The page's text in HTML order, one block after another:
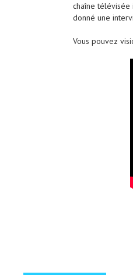
chaîne télévisée
donné une
Vous pouvez